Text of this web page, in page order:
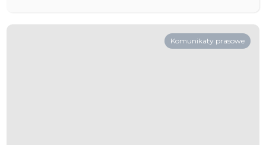
Komunikaty prasowe